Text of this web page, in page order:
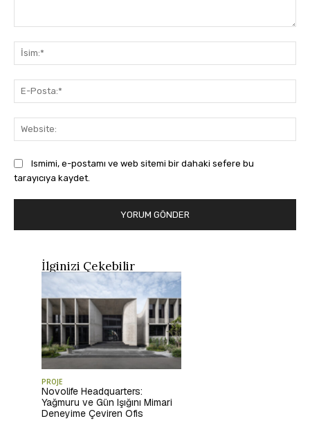
Ismimi, e-postamı ve web sitemi bir dahaki sefere bu
tarayıcıya kaydet.
İlginizi Çekebilir
PROJE
Novolife Headquarters:
Yağmuru ve Gün Işığını Mimari
Deneyime Çeviren Ofis